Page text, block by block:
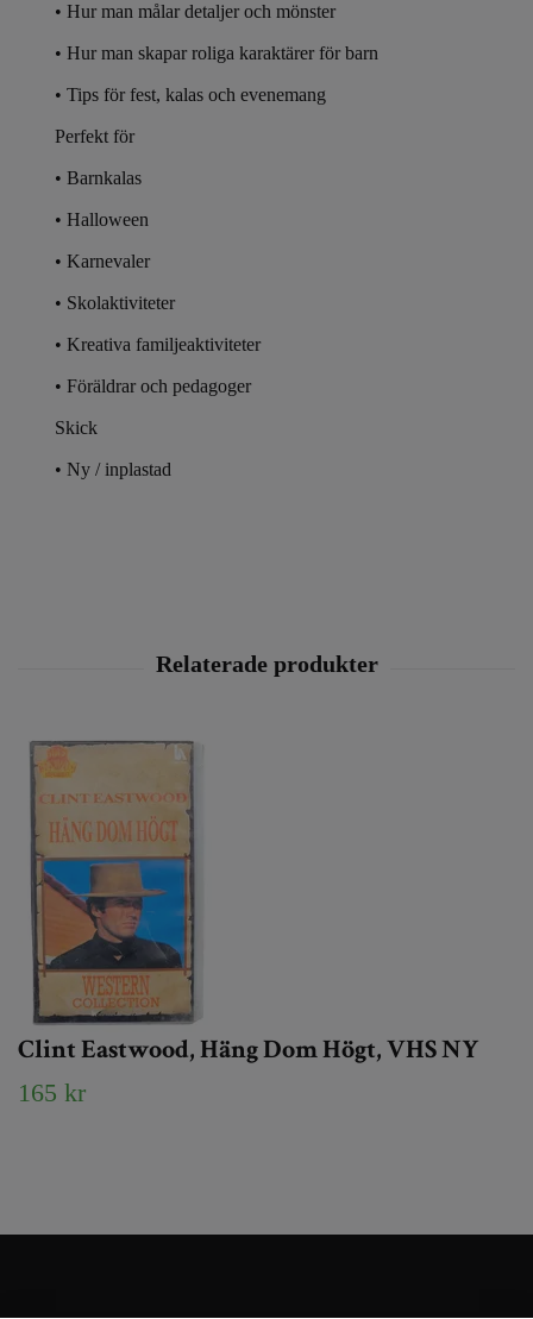
• Hur man målar detaljer och mönster
• Hur man skapar roliga karaktärer för barn
• Tips för fest, kalas och evenemang
Perfekt för
• Barnkalas
• Halloween
• Karnevaler
• Skolaktiviteter
• Kreativa familjeaktiviteter
• Föräldrar och pedagoger
Skick
• Ny / inplastad
Clint Eastwood, Häng Dom Högt, VHS NY
165 kr